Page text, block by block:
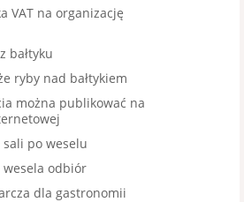
VAT na organizację
bałtyku
ryby nad bałtykiem
można publikować na
po weselu
wesela odbiór
dla gastronomii